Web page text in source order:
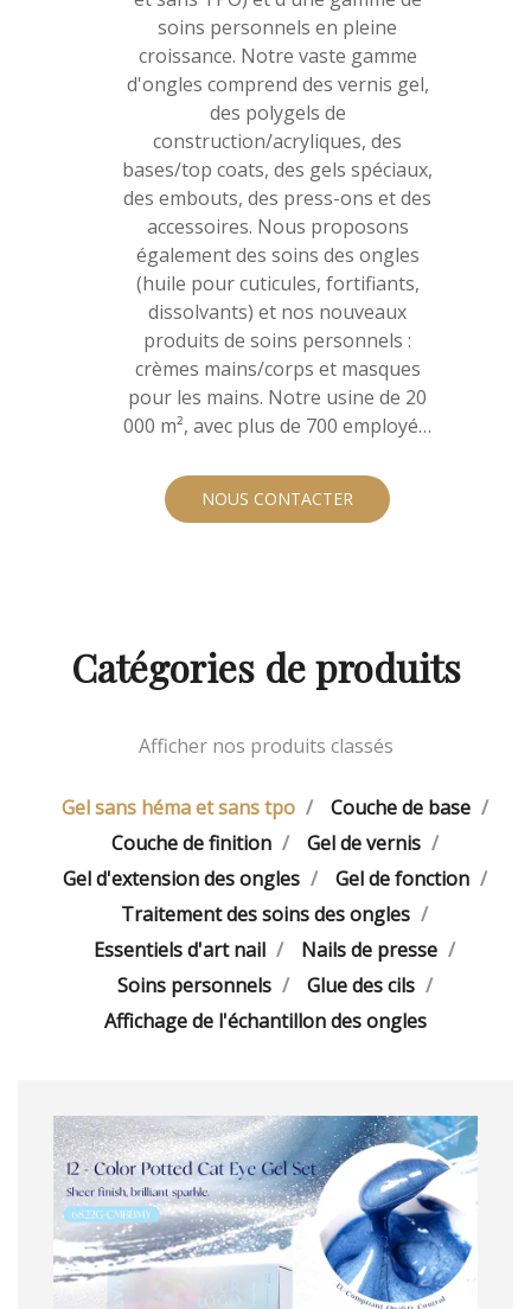
soins personnels en pleine
croissance. Notre vaste gamme
d'ongles comprend des vernis gel,
des polygels de
construction/acryliques, des
bases/top coats, des gels spéciaux,
des embouts, des press-ons et des
accessoires. Nous proposons
également des soins des ongles
(huile pour cuticules, fortifiants,
dissolvants) et nos nouveaux
produits de soins personnels :
crèmes mains/corps et masques
pour les mains. Notre usine de 20
000 m², avec plus de 700 employés,
en vrac et 100 millions de bouteilles
par an. Fournissant plus de
nous offrons constamment qualité,
innovation et service. Nous
partenaires marques et
NOUS CONTACTER
Catégories de produits
Afficher nos produits classés
Gel sans héma et sans tpo
Couche de base
Couche de finition
Gel de vernis
Gel d'extension des ongles
Gel de fonction
Traitement des soins des ongles
Essentiels d'art nail
Nails de presse
Soins personnels
Glue des cils
Affichage de l'échantillon des ongles